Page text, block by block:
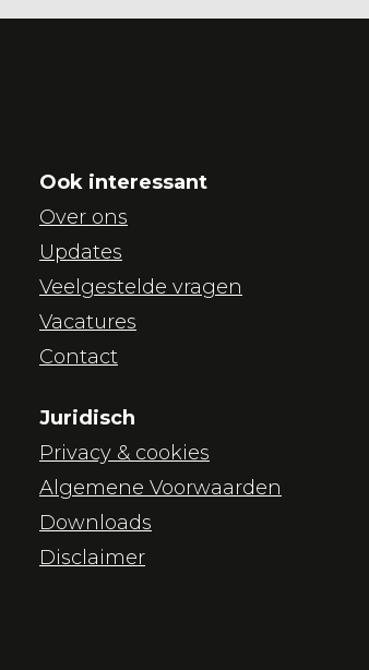
Ook interessant
Over ons
Updates
Veelgestelde vragen
Vacatures
Contact
Juridisch
Privacy & cookies
Algemene Voorwaarden
Downloads
Disclaimer